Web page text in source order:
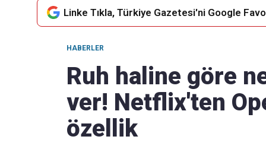
akışımıza ulaşın
Linke Tıkla, Türkiye Gazetesi'ni Google
HABERLER
Ruh haline göre
ver! Netflix'ten
özellik